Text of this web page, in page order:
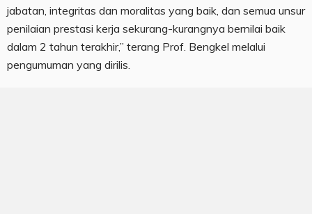
jabatan, integritas dan moralitas yang baik, dan semua unsur
penilaian prestasi kerja sekurang-kurangnya bernilai baik
dalam 2 tahun terakhir,” terang Prof. Bengkel melalui
pengumuman yang dirilis.